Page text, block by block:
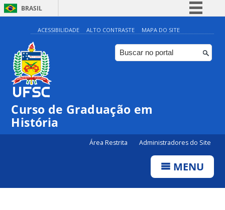
BRASIL
Simplifique!
Comunica BR
Participe
Canais
ACESSIBILIDADE ALTO CONTRASTE MAPA DO SITE
Curso de Graduação em
História
Área Restrita Administradores do Site
MENU